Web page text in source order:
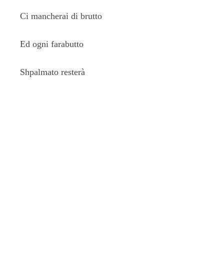
Ci mancherai di brutto
Ed ogni farabutto
Shpalmato resterà